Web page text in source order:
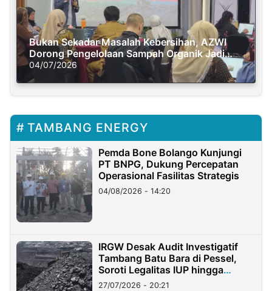
Bukan Sekadar Masalah Kebersihan, AZWI
Dorong Pengelolaan Sampah Organik Jadi
Solusi Krisis Iklim
04/07/2026
TAMBANG ENERGY
Pemda Bone Bolango Kunjungi
PT BNPG, Dukung Percepatan
Operasional Fasilitas Strategis
04/08/2026 - 14:20
IRGW Desak Audit Investigatif
Tambang Batu Bara di Pessel,
Soroti Legalitas IUP hingga
Stockpile
27/07/2026 - 20:21